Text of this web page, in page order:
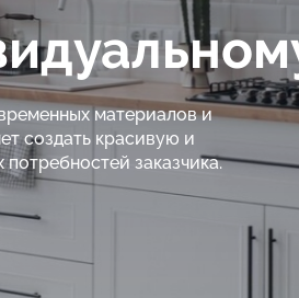
материалов и
создать красивую и
заказчика.